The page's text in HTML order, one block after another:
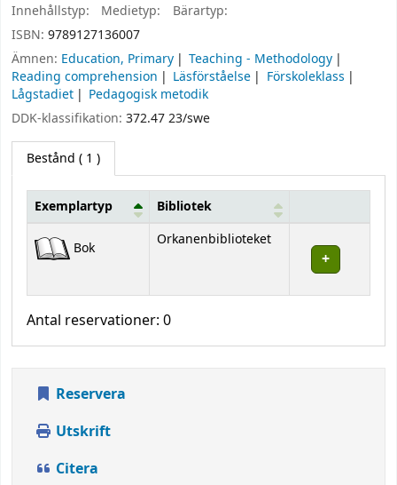
Innehållstyp:
Medietyp:
Bärartyp:
ISBN: 9789127136007
Ämnen: Education, Primary
Teaching - Methodology
Reading comprehension
Läsförståelse
Förskoleklass
Lågstadiet
Pedagogisk metodik
DDK-klassifikation: 372.47 23/swe
Bestånd ( 1 )
Exemplartyp Bibliotek
Bok Orkanenbiblioteket
Antal reservationer: 0
Reservera
Utskrift
Citera